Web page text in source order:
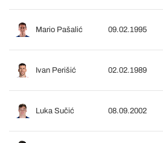
Mario Pašalić 09.02.1995
Ivan Perišić 02.02.1989
Luka Sučić 08.09.2002